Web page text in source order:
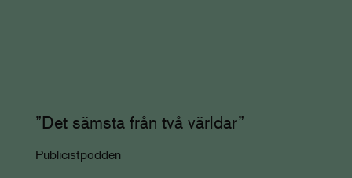
”Det sämsta från två världar”
Publicistpodden